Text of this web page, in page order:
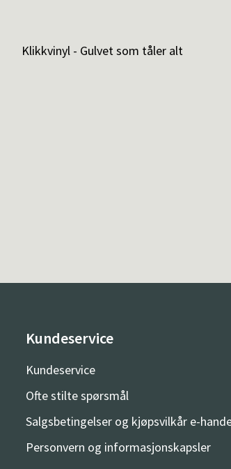
Klikkvinyl - Gulvet som tåler alt
Kundeservice
Kundeservice
Ofte stilte spørsmål
Salgsbetingelser og kjøpsvilkår e-
Personvern og informasjonskapsler